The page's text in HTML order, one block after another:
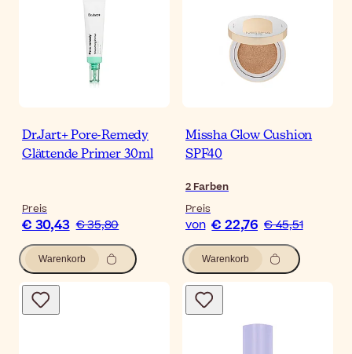
Dr.Jart+ Pore-Remedy
Glättende Primer 30ml
Preis
€ 30,43 € 35,80
Warenkorb
Missha Glow Cushion
SPF40
2 Farben
Preis
von € 22,76 € 45,51
Warenkorb